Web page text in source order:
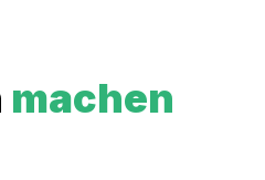
machen